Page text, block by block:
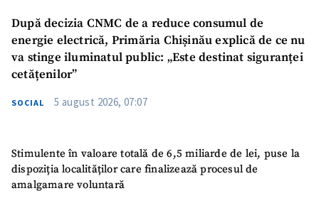
După decizia CNMC de a reduce consumul de
energie electrică, Primăria Chișinău explică de ce nu
va stinge iluminatul public: „Este destinat siguranței
cetățenilor”
SOCIAL 5 august 2026, 07:07
Stimulente în valoare totală de 6,5 miliarde de lei, puse la
dispoziția localităților care finalizează procesul de
amalgamare voluntară